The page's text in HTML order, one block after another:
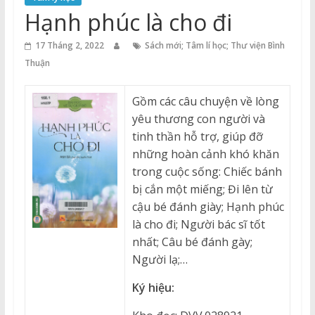
Thuận
Cổng
Vào
Thức
Hạnh phúc là cho đi
17 Tháng 2, 2022
Sách mới; Tâm lí học; Thư viện Bình
Thuận
Gồm các câu chuyện về lòng
yêu thương con người và
tinh thần hỗ trợ, giúp đỡ
những hoàn cảnh khó khăn
trong cuộc sống: Chiếc bánh
bị cắn một miếng; Đi lên từ
cậu bé đánh giày; Hạnh phúc
là cho đi; Người bác sĩ tốt
nhất; Câu bé đánh gày;
Người lạ;…
Ký hiệu: